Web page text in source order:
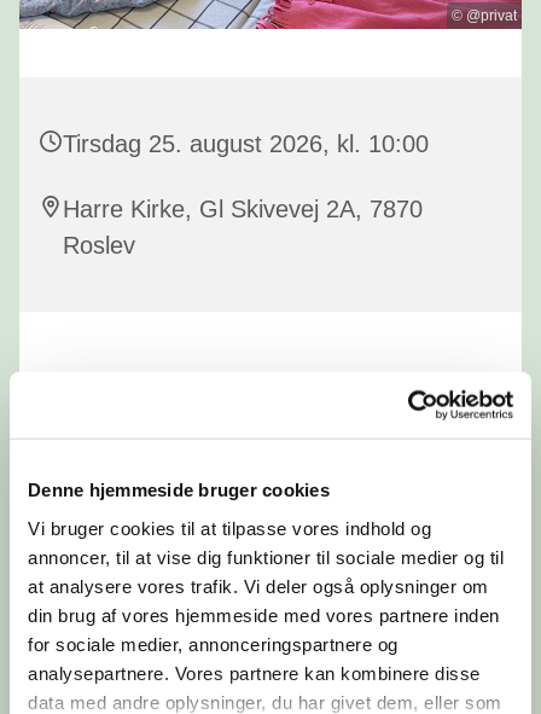
Denne hjemmeside bruger cookies
Vi bruger cookies til at tilpasse vores indhold og
annoncer, til at vise dig funktioner til sociale medier og til
at analysere vores trafik. Vi deler også oplysninger om
din brug af vores hjemmeside med vores partnere inden
for sociale medier, annonceringspartnere og
analysepartnere. Vores partnere kan kombinere disse
data med andre oplysninger, du har givet dem, eller som
© @privat
Tirsdag 25. august 2026, kl. 10:00
Harre Kirke, Gl Skivevej 2A, 7870
Roslev